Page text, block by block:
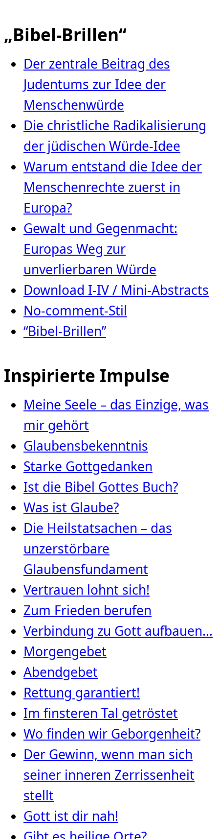
„Bibel-Brillen“
Der zentrale Beitrag des
Judentums zur Idee der
Menschenwürde
Die christliche Radikalisierung
der jüdischen Würde‑Idee
Warum entstand die Idee der
Menschenrechte zuerst in
Europa?
Gewalt und Gegenmacht:
Europas Weg zur
unverlierbaren Würde
Download I-IV / Mini-Abstracts
No-comment-Stil
“Bibel-Brillen”
Inspirierte Impulse
Meine Seele – das Einzige, was
mir gehört
Glaubensbekenntnis
Starke Gottgedanken
Ist die Bibel Gottes Buch?
Was ist Glaube?
Die Heilstatsachen – das
unzerstörbare
Glaubensfundament
Vertrauen lohnt sich!
Zum Frieden berufen
Verbindung zu Gott aufbauen…
Morgengebet
Abendgebet
Rettung garantiert!
Im finsteren Tal getröstet
Wo finden wir Geborgenheit?
Der Gewinn, wenn man sich
seiner inneren Zerrissenheit
stellt
Gott ist dir nah!